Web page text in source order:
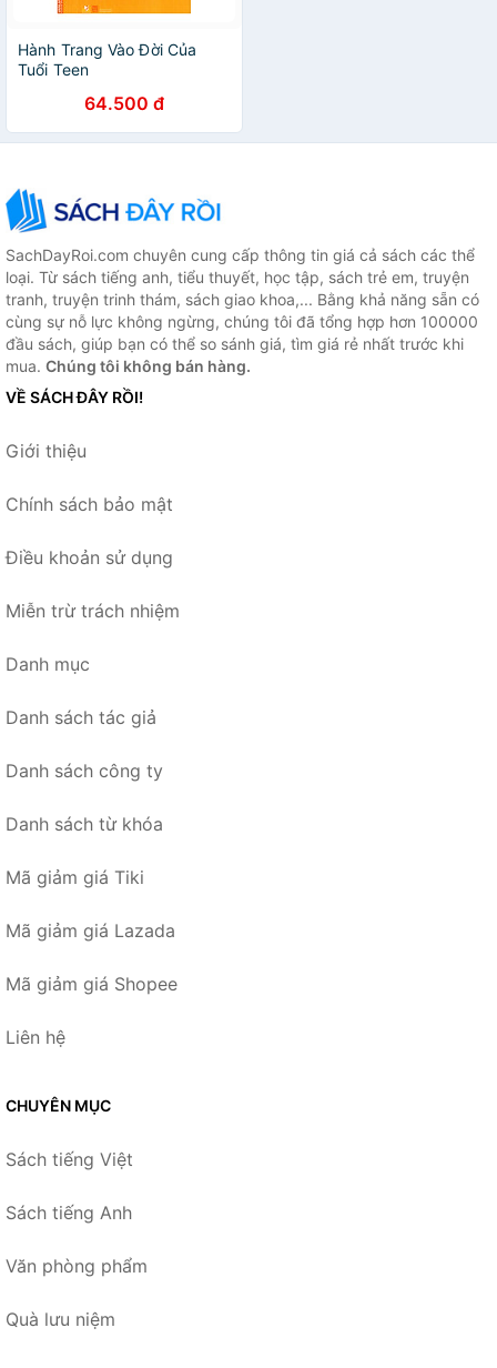
Hành Trang Vào Đời Của
Tuổi Teen
64.500 đ
SachDayRoi.com chuyên cung cấp thông tin giá cả sách các thể
loại. Từ sách tiếng anh, tiểu thuyết, học tập, sách trẻ em, truyện
tranh, truyện trinh thám, sách giao khoa,... Bằng khả năng sẵn có
cùng sự nỗ lực không ngừng, chúng tôi đã tổng hợp hơn 100000
đầu sách, giúp bạn có thể so sánh giá, tìm giá rẻ nhất trước khi
mua. Chúng tôi không bán hàng.
VỀ SÁCH ĐÂY RỒI!
Giới thiệu
Chính sách bảo mật
Điều khoản sử dụng
Miễn trừ trách nhiệm
Danh mục
Danh sách tác giả
Danh sách công ty
Danh sách từ khóa
Mã giảm giá Tiki
Mã giảm giá Lazada
Mã giảm giá Shopee
Liên hệ
CHUYÊN MỤC
Sách tiếng Việt
Sách tiếng Anh
Văn phòng phẩm
Quà lưu niệm